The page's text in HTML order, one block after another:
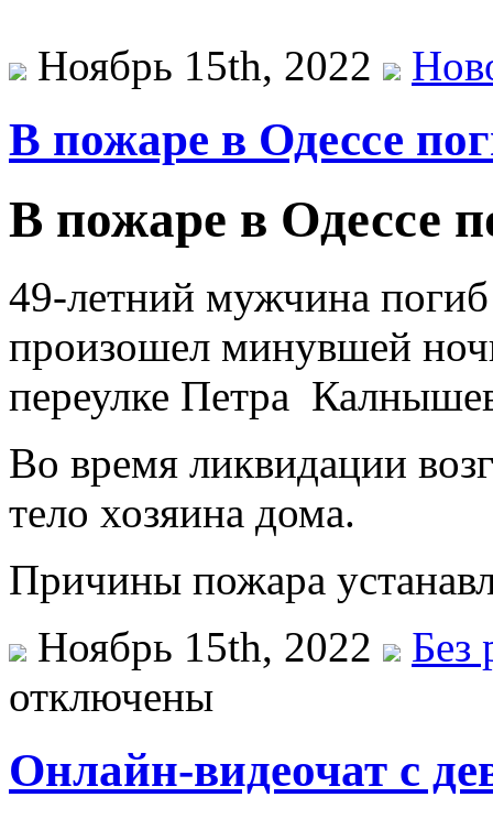
Ноябрь 15th, 2022
В пожаре в Одессе
В пожаре в Одессе
49-летний мужчина погиб
произошел минувшей
переулке Петра
Во время ликвидации
тело хозяина дома.
Причины пожара
Ноябрь 15th, 2022
Без
отключены
Онлайн-видеочат с